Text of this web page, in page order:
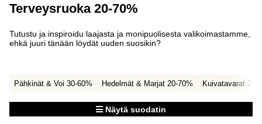
Terveysruoka 20-70%
Tutustu ja inspiroidu laajasta ja monipuolisesta valikoimastamme,
ehkä juuri tänään löydät uuden suosikin?
Pähkinät & Voi 30-60% Hedelmät & Marjat 20-70% Kuivatavarat 20-
Näytä suodatin